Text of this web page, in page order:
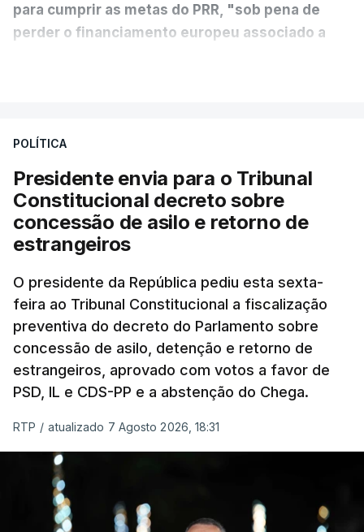
para cumprir as metas do PRR, "sob pena de
perder o financiamento europeu associado a
sistema mais simples, mais justo e transparente".
"Sempre que seja possível reduzir burocracias,
eliminar sobreposições e garantir que os apoios
chegam a quem mais necessita, estaremos a dar
um passo na direção certa", argumenta o
Presidente da República.
Assegurar que "ninguém é
prejudicado"
O Preisdente deixa, no entanto, deixa alguns
avisos:uma reforma desta dimensão "deve ter
como primeiro critério a proteção das pessoas"
e "nenhum processo de simplificação pode
traduzir-se numa diminuição da proteção
POLÍTICA
Presidente envia para o Tribunal
Constitucional decreto sobre
concessão de asilo e retorno de
estrangeiros
O presidente da República pediu esta sexta-
feira ao Tribunal Constitucional a fiscalização
preventiva do decreto do Parlamento sobre
concessão de asilo, detenção e retorno de
estrangeiros, aprovado com votos a favor de
PSD, IL e CDS-PP e a abstenção do Chega.
RTP / atualizado 7 Agosto 2026, 18:31